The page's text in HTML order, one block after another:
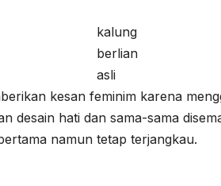
kalung
berlian
asli
kesan feminim karena
desain hati dan sama-sama
namun tetap terjangkau.